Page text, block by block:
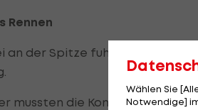
Rennen
an der Spitze fuhren daraufhin
mussten die Konkurrenten
Wählen Sie
Notwendige]